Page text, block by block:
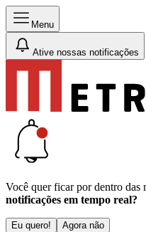
Menu
Ative nossas notificações
Você quer ficar por dentro das
notificações em tempo real?
Eu quero! Agora não